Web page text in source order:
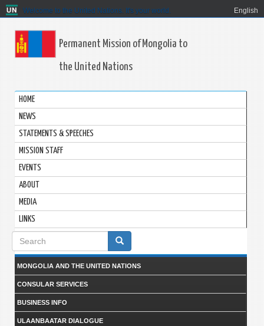
Welcome to the United Nations. It's your world. English
Permanent Mission of Mongolia to
the United Nations
HOME
NEWS
STATEMENTS & SPEECHES
MISSION STAFF
EVENTS
ABOUT
MEDIA
LINKS
Search
form
MONGOLIA AND THE UNITED NATIONS
CONSULAR SERVICES
BUSINESS INFO
ULAANBAATAR DIALOGUE